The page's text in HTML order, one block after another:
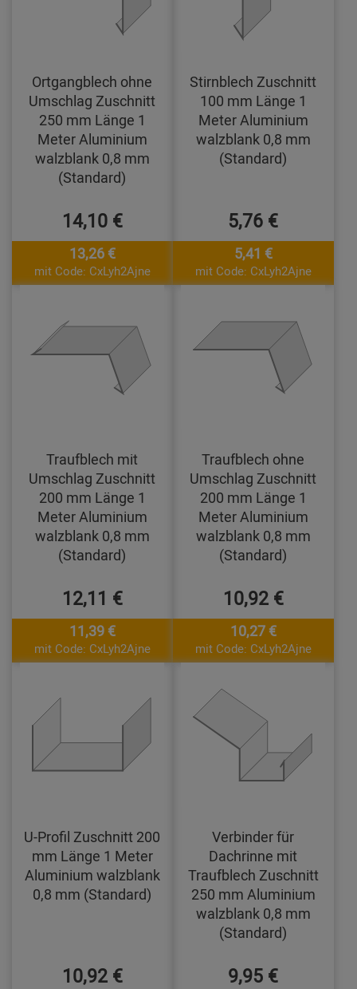
Ortgangblech ohne
Umschlag Zuschnitt
250 mm Länge 1
Meter Aluminium
walzblank 0,8 mm
(Standard)
14,10 €
13,26 €
mit Code: CxLyh2Ajne
Stirnblech Zuschnitt
100 mm Länge 1
Meter Aluminium
walzblank 0,8 mm
(Standard)
5,76 €
5,41 €
mit Code: CxLyh2Ajne
Traufblech mit
Umschlag Zuschnitt
200 mm Länge 1
Meter Aluminium
walzblank 0,8 mm
(Standard)
12,11 €
11,39 €
mit Code: CxLyh2Ajne
Traufblech ohne
Umschlag Zuschnitt
200 mm Länge 1
Meter Aluminium
walzblank 0,8 mm
(Standard)
10,92 €
10,27 €
mit Code: CxLyh2Ajne
U-Profil Zuschnitt 200
mm Länge 1 Meter
Aluminium walzblank
0,8 mm (Standard)
10,92 €
Verbinder für
Dachrinne mit
Traufblech Zuschnitt
250 mm Aluminium
walzblank 0,8 mm
(Standard)
9,95 €